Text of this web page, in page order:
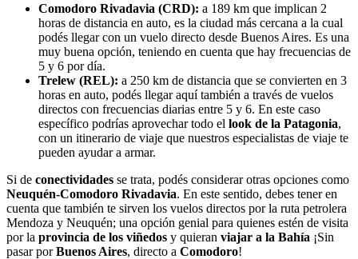
Comodoro Rivadavia (CRD): a 189 km que implican 2
horas de distancia en auto, es la ciudad más cercana a la cual
podés llegar con un vuelo directo desde Buenos Aires. Es una
muy buena opción, teniendo en cuenta que hay frecuencias de
5 y 6 por día.
Trelew (REL): a 250 km de distancia que se convierten en 3
horas en auto, podés llegar aquí también a través de vuelos
directos con frecuencias diarias entre 5 y 6. En este caso
específico podrías aprovechar todo el look de la Patagonia,
con un itinerario de viaje que nuestros especialistas de viaje te
pueden ayudar a armar.
Si de conectividades se trata, podés considerar otras opciones como
Neuquén-Comodoro Rivadavia. En este sentido, debes tener en
cuenta que también te sirven los vuelos directos por la ruta petrolera
Mendoza y Neuquén; una opción genial para quienes estén de visita
por la provincia de los viñedos y quieran viajar a la Bahía ¡Sin
pasar porBuenos Aires, directo a Comodoro!